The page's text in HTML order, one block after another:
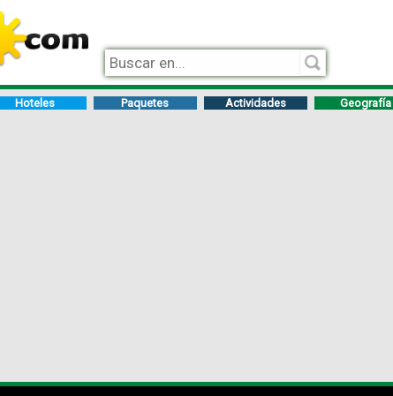
Hoteles Paquetes Actividades Geografía